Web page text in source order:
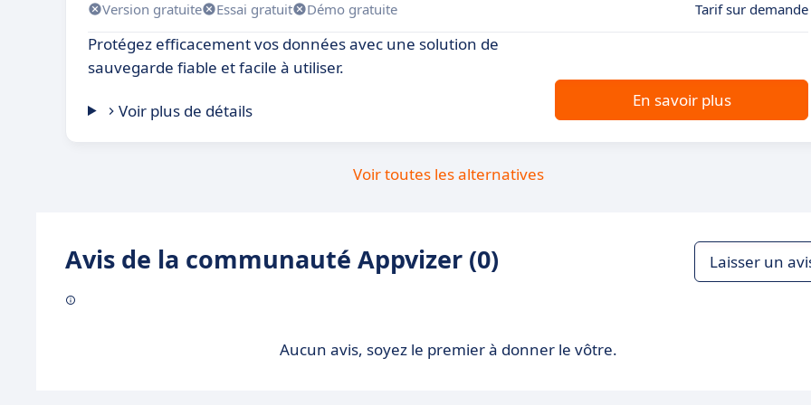
Version gratuite Essai gratuit Démo gratuite Tarif sur demande
Protégez efficacement vos données avec une solution de
sauvegarde fiable et facile à utiliser.
Voir plus de détails
En savoir plus
Voir toutes les alternatives
Avis de la communauté Appvizer (0) Laisser un
Aucun avis, soyez le premier à donner le vôtre.